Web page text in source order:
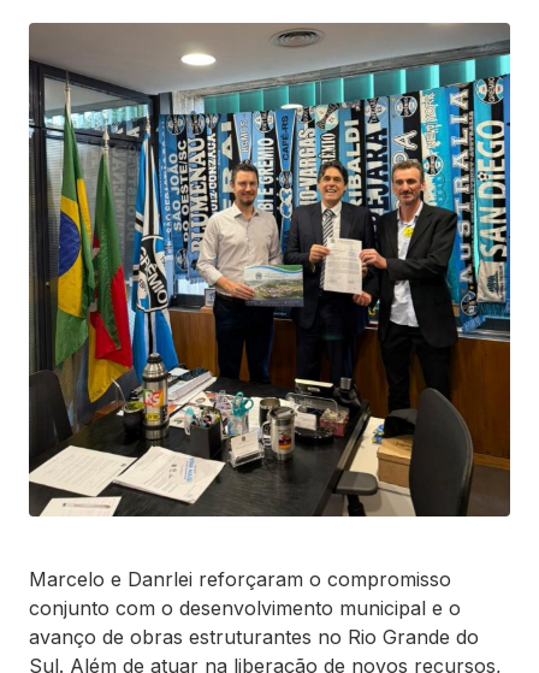
Marcelo e Danrlei reforçaram o compromisso
conjunto com o desenvolvimento municipal e o
avanço de obras estruturantes no Rio Grande do
Sul. Além de atuar na liberação de novos recursos,